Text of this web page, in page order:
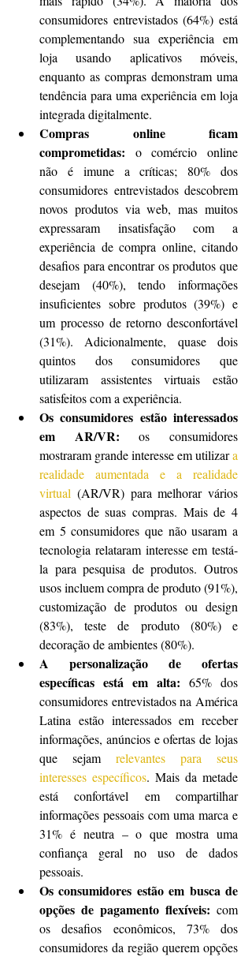
consumidores entrevistados (64%) está
complementando sua experiência em
loja usando aplicativos móveis,
enquanto as compras demonstram uma
tendência para uma experiência em loja
integrada digitalmente.
Compras online ficam
comprometidas: o comércio online
não é imune a críticas; 80% dos
consumidores entrevistados descobrem
novos produtos via web, mas muitos
expressaram insatisfação com a
experiência de compra online, citando
desafios para encontrar os produtos que
desejam (40%), tendo informações
insuficientes sobre produtos (39%) e
um processo de retorno desconfortável
(31%). Adicionalmente, quase dois
quintos dos consumidores que
utilizaram assistentes virtuais estão
satisfeitos com a experiência.
Os consumidores estão interessados
em AR/VR: os consumidores
mostraram grande interesse em utilizar a
realidade aumentada e a realidade
virtual (AR/VR) para melhorar vários
aspectos de suas compras. Mais de 4
em 5 consumidores que não usaram a
tecnologia relataram interesse em testá-
la para pesquisa de produtos. Outros
usos incluem compra de produto (91%),
customização de produtos ou design
(83%), teste de produto (80%) e
decoração de ambientes (80%).
A personalização de ofertas
específicas está em alta: 65% dos
consumidores entrevistados na América
Latina estão interessados em receber
informações, anúncios e ofertas de lojas
que sejam relevantes para seus
interesses específicos. Mais da metade
está confortável em compartilhar
informações pessoais com uma marca e
31% é neutra – o que mostra uma
confiança geral no uso de dados
pessoais.
Os consumidores estão em busca de
opções de pagamento flexíveis: com
os desafios econômicos, 73% dos
consumidores da região querem opções